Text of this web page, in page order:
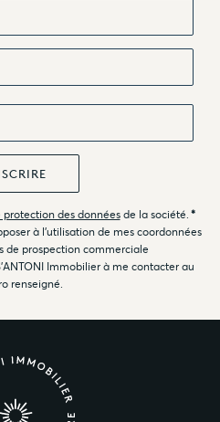
des donnéesde la société. *
à l'utilisation de mes coordonnées
de prospection commerciale
Immobilier à me contacter au
renseigné.